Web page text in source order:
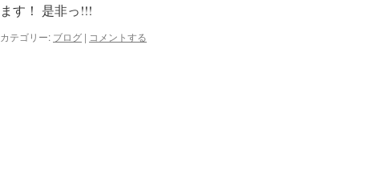
ます！ 是非っ!!!
カテゴリー: ブログ | コメントする